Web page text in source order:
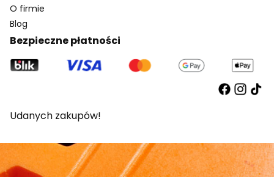
O firmie
Blog
Bezpieczne płatności
Udanych zakupów!